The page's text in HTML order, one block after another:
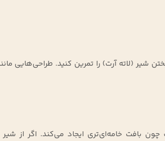
شیر (لاته آرت) را تمرین کنید. طراحی‌هایی
است چون بافت خامه‌ای‌تری ایجاد می‌کند. اگر از